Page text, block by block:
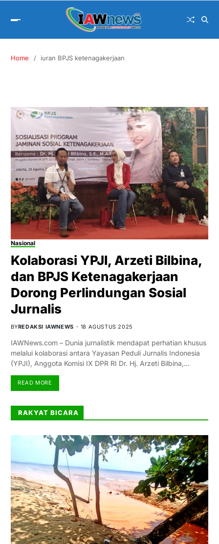
Home iuran BPJS ketenagakerjaan
Nasional
Kolaborasi YPJI, Arzeti Bilbina,
dan BPJS Ketenagakerjaan
Dorong Perlindungan Sosial
Jurnalis
BYREDAKSI IAWNEWS 18 AGUSTUS 2025
IAWNews.com – Dunia jurnalistik mendapat perhatian khusus
melalui kolaborasi antara Yayasan Peduli Jurnalis Indonesia
(YPJI), Anggota Komisi IX DPR RI Dr. Hj. Arzeti Bilbina,…
READ MORE
RAKYAT BICARA